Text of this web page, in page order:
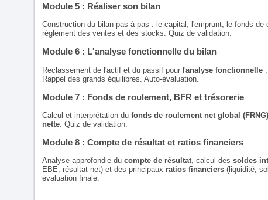
Module 5 : Réaliser son bilan
Construction du bilan pas à pas : le capital, l'emprunt, le fonds
règlement des ventes et des stocks. Quiz de validation.
Module 6 : L'analyse fonctionnelle du bilan
Reclassement de l'actif et du passif pour l'analyse fonctionnelle
Rappel des grands équilibres. Auto-évaluation.
Module 7 : Fonds de roulement, BFR et trésorerie
Calcul et interprétation du fonds de roulement net global (FRNG)
nette. Quiz de validation.
Module 8 : Compte de résultat et ratios financiers
Analyse approfondie du compte de résultat, calcul des soldes
EBE, résultat net) et des principaux ratios financiers (liquidité,
évaluation finale.